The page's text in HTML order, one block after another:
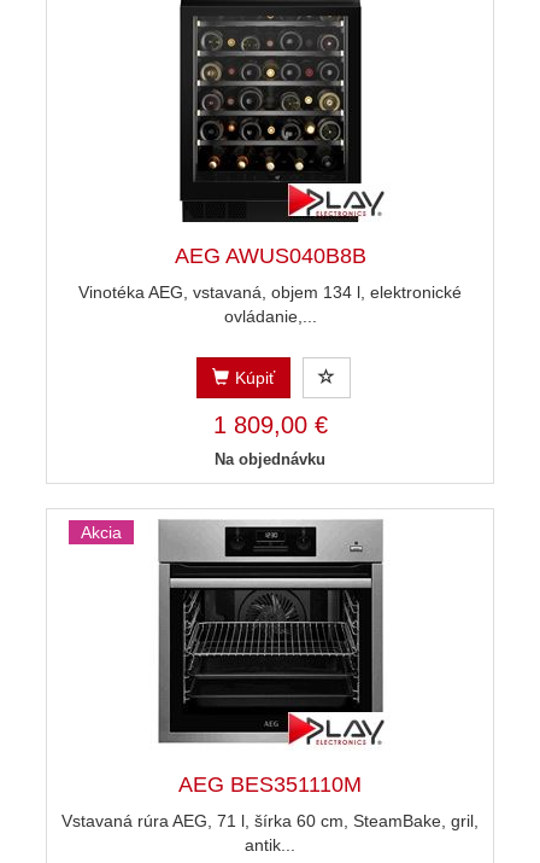
AEG AWUS040B8B
Vinotéka AEG, vstavaná, objem 134 l, elektronické
ovládanie,...
Kúpiť
1 809,00 €
Na objednávku
Akcia
AEG BES351110M
Vstavaná rúra AEG, 71 l, šírka 60 cm, SteamBake, gril,
antik...